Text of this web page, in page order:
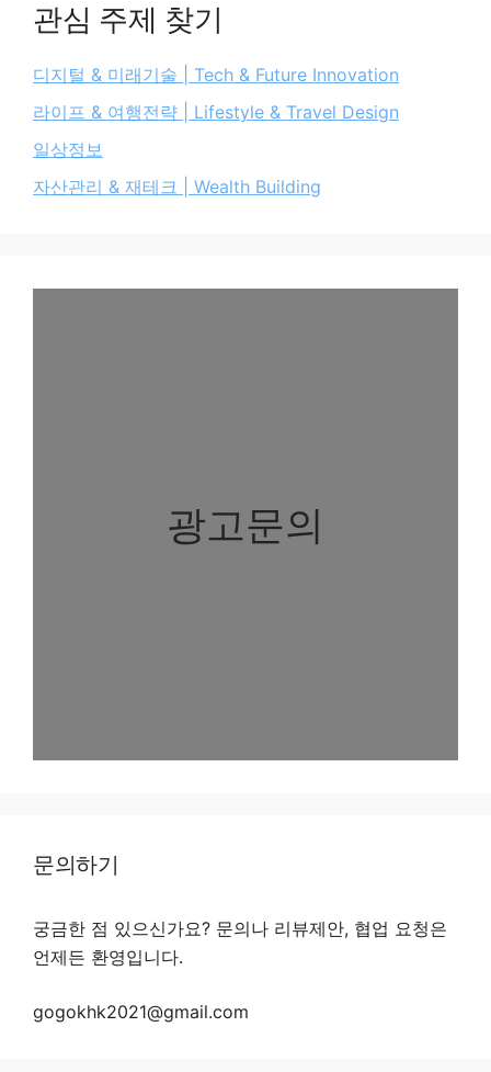
관심 주제 찾기
디지털 & 미래기술 | Tech & Future Innovation
라이프 & 여행전략 | Lifestyle & Travel Design
일상정보
자산관리 & 재테크 | Wealth Building
광고문의
문의하기
궁금한 점 있으신가요? 문의나 리뷰제안, 협업 요청은
언제든 환영입니다.
gogokhk2021@gmail.com